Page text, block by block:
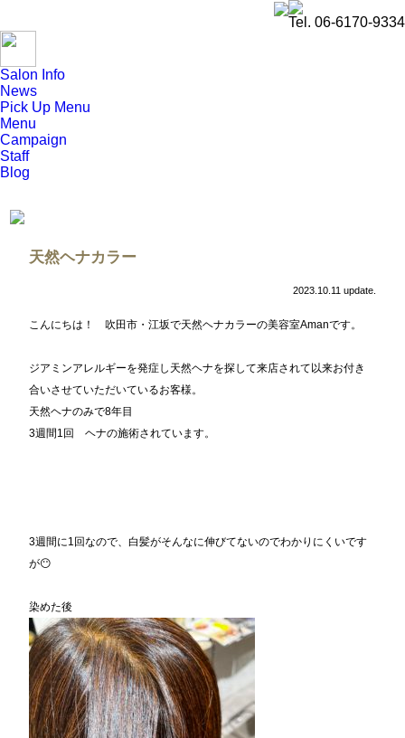
Tel. 06-6170-9334
Salon Info
News
Pick Up Menu
Menu
Campaign
Staff
Blog
天然ヘナカラー
2023.10.11 update.
こんにちは！ 吹田市・江坂で天然ヘナカラーの美容室Amanです。
ジアミンアレルギーを発症し天然ヘナを探して来店されて以来お付き
合いさせていただいているお客様。
天然ヘナのみで8年目
3週間1回 ヘナの施術されています。
3週間に1回なので、白髪がそんなに伸びてないのでわかりにくいです
が😶
染めた後